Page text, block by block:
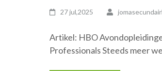
27 jul,2025
Artikel: HBO
Professionals Steeds meer